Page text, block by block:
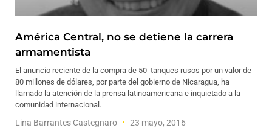
América Central, no se detiene la carrera
armamentista
El anuncio reciente de la compra de 50 tanques rusos por un valor de
80 millones de dólares, por parte del gobierno de Nicaragua, ha
llamado la atención de la prensa latinoamericana e inquietado a la
comunidad internacional.
Lina Barrantes Castegnaro 23 mayo, 2016